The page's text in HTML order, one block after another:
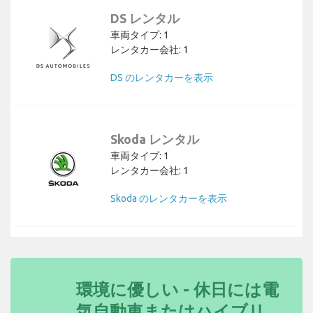
DS レンタル
車両タイプ: 1
レンタカー会社: 1
DS のレンタカーを表示
Skoda レンタル
車両タイプ: 1
レンタカー会社: 1
Skoda のレンタカーを表示
環境に優しい - 休日には電